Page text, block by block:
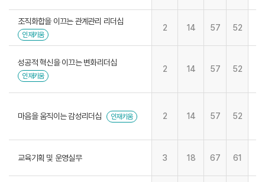
조직화합을 이끄는 관계관리 리더십
인재키움
2 14 57 52
성공적 혁신을 이끄는 변화리더십
인재키움
2 14 57 52
마음을 움직이는 감성리더십 인재키움 2 14 57 52
교육기획 및 운영실무 3 18 67 61